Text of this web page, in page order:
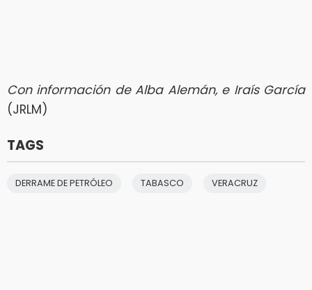
Con información de Alba Alemán, e Iraís García
(JRLM)
TAGS
DERRAME DE PETRÓLEO TABASCO VERACRUZ